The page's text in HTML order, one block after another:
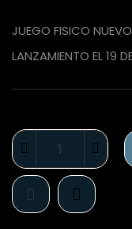
JUEGO FISICO
LANZAMIENTO EL 19